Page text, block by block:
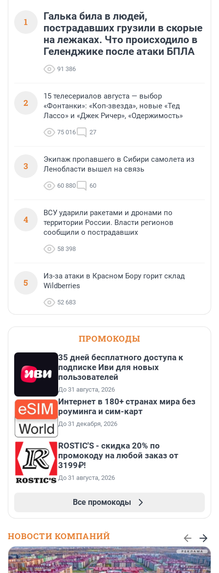
1
Галька била в людей,
пострадавших грузили в скорые
на лежаках. Что происходило в
Геленджике после атаки БПЛА
91 386
2
15 телесериалов августа — выбор
«Фонтанки»: «Коп-звезда», новые «Тед
Лассо» и «Джек Ричер», «Одержимость»
75 016 27
3
Экипаж пропавшего в Сибири самолета из
Ленобласти вышел на связь
60 880 60
4
ВСУ ударили ракетами и дронами по
территории России. Власти регионов
сообщили о пострадавших
58 398
5
Из-за атаки в Красном Бору горит склад
Wildberries
52 683
ПРОМОКОДЫ
35 дней бесплатного доступа к
подписке Иви для новых
пользователей
До 31 августа, 2026
Интернет в 180+ странах мира без
роуминга и сим-карт
До 31 декабря, 2026
ROSTIC'S - скидка 20% по
промокоду на любой заказ от
3199₽!
До 31 августа, 2026
Все промокоды
НОВОСТИ КОМПАНИЙ